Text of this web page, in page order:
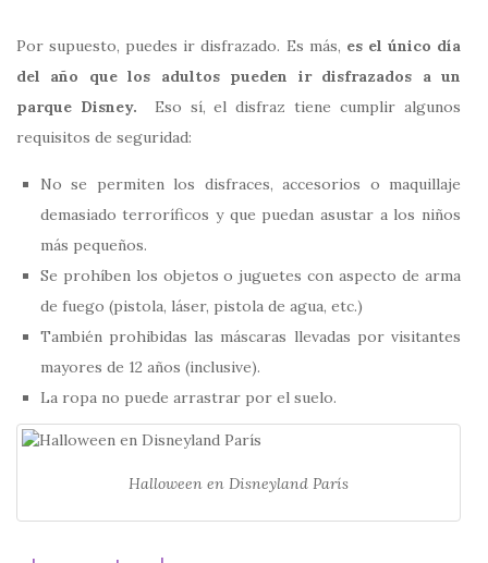
Por supuesto, puedes ir disfrazado. Es más, es el único día
del año que los adultos pueden ir disfrazados a un
parque Disney. Eso sí, el disfraz tiene cumplir algunos
requisitos de seguridad:
No se permiten los disfraces, accesorios o maquillaje
demasiado terroríficos y que puedan asustar a los niños
más pequeños.
Se prohíben los objetos o juguetes con aspecto de arma
de fuego (pistola, láser, pistola de agua, etc.)
También prohibidas las máscaras llevadas por visitantes
mayores de 12 años (inclusive).
La ropa no puede arrastrar por el suelo.
Halloween en Disneyland París